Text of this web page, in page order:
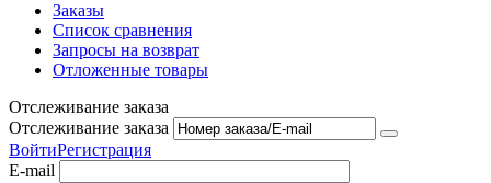
Заказы
Список сравнения
Запросы на возврат
Отложенные товары
Отслеживание заказа
Отслеживание заказа
ВойтиРегистрация
E-mail